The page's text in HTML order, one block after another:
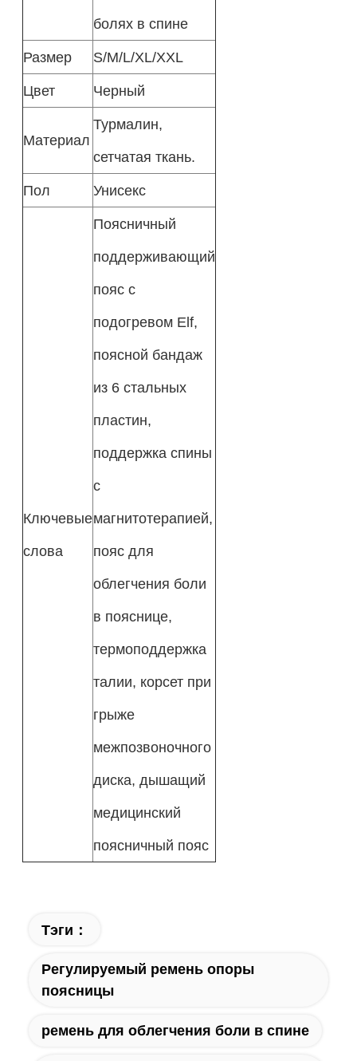
болях в спине
Размер
S/M/L/XL/XXL
Цвет
Черный
Материал
Турмалин,
сетчатая ткань.
Пол
Унисекс
Ключевые
слова
Поясничный
поддерживающий
пояс с
подогревом Elf,
поясной бандаж
из 6 стальных
пластин,
поддержка спины
с
магнитотерапией,
пояс для
облегчения боли
в пояснице,
термоподдержка
талии, корсет при
грыже
межпозвоночного
диска, дышащий
медицинский
поясничный пояс
Тэги：
Регулируемый ремень опоры
поясницы
ремень для облегчения боли в спине